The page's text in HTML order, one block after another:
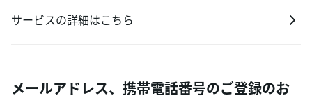
サービスの詳細はこちら
メールアドレス、携帯電話番号のご登録のお